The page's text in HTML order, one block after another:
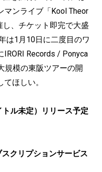
マンライブ「Kool Theor
し、チケット即完で大盛
は1月10日に二度目のワ
IRORI Records / Ponyca
規模の東阪ツアーの開
ほしい。
ル未定）リリース予定
クリプションサービス